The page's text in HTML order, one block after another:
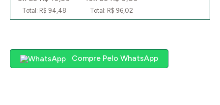
Total: R$ 94,48 Total: R$ 96,02
Compre Pelo WhatsApp